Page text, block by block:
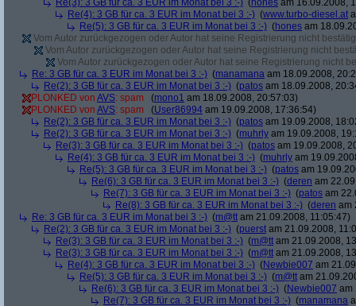
Re(3): 3 GB für ca. 3 EUR im Monat bei 3 :-) (hones am 16.09.2008,
Re(4): 3 GB für ca. 3 EUR im Monat bei 3 :-) (www.turbo-diesel.at
Re(5): 3 GB für ca. 3 EUR im Monat bei 3 :-) (hones am
Vom Autor zurückgezogen oder Autor hat seine Registrierung nicht
Vom Autor zurückgezogen oder Autor hat seine Registrierung nicht
Vom Autor zurückgezogen oder Autor hat seine Registrierung nicht
Re: 3 GB für ca. 3 EUR im Monat bei 3 :-) (manamana am 18.09.2008,
Re(2): 3 GB für ca. 3 EUR im Monat bei 3 :-) (patos am 18.09.2008,
PLONKED von AVS: spam (mono1 am 18.09.2008, 20:57:03)
PLONKED von AVS: spam (User86994 am 19.09.2008, 17:36:54)
Re(2): 3 GB für ca. 3 EUR im Monat bei 3 :-) (patos am 19.09.2008,
Re(2): 3 GB für ca. 3 EUR im Monat bei 3 :-) (muhrly am 19.09.2008,
Re(3): 3 GB für ca. 3 EUR im Monat bei 3 :-) (patos am 19.09.2008,
Re(4): 3 GB für ca. 3 EUR im Monat bei 3 :-) (muhrly am
Re(5): 3 GB für ca. 3 EUR im Monat bei 3 :-) (patos am
Re(6): 3 GB für ca. 3 EUR im Monat bei 3 :-) (deren am
Re(7): 3 GB für ca. 3 EUR im Monat bei 3 :-) (patos am
Re(8): 3 GB für ca. 3 EUR im Monat bei 3 :-) (deren am
Re: 3 GB für ca. 3 EUR im Monat bei 3 :-) (m@tt am 21.09.2008, 11:05:47)
Re(2): 3 GB für ca. 3 EUR im Monat bei 3 :-) (puerst am 21.09.2008,
Re(3): 3 GB für ca. 3 EUR im Monat bei 3 :-) (m@tt am 21.09.2008,
Re(3): 3 GB für ca. 3 EUR im Monat bei 3 :-) (m@tt am 21.09.2008,
Re(4): 3 GB für ca. 3 EUR im Monat bei 3 :-) (Newbie007 am
Re(5): 3 GB für ca. 3 EUR im Monat bei 3 :-) (m@tt am
Re(6): 3 GB für ca. 3 EUR im Monat bei 3 :-) (Newbie007 am
Re(7): 3 GB für ca. 3 EUR im Monat bei 3 :-) (manamana